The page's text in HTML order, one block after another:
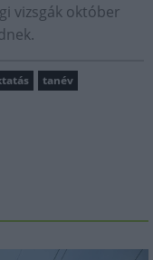
vizsgák október
tanév